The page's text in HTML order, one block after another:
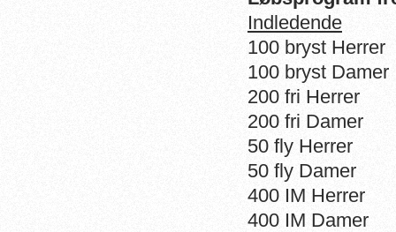
Indledende
100 bryst Herrer
100 bryst Damer
200 fri Herrer
200 fri Damer
50 fly Herrer
50 fly Damer
400 IM Herrer
400 IM Damer